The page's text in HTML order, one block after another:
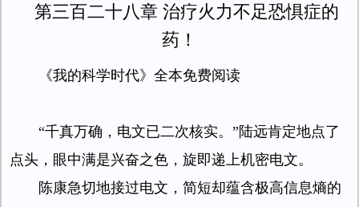
第三百二十八章 治疗火力不足恐惧症的
药！
《我的科学时代》全本免费阅读
“千真万确，电文已二次核实。”陆远肯定地点了
点头，眼中满是兴奋之色，旋即递上机密电文。
陈康急切地接过电文，简短却蕴含极高信息熵的